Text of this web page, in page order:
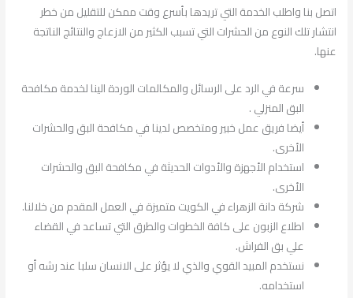
اتصل بنا واطلب الخدمة التي تريدها بأسرع وقت ممكن للتقليل من خطر
انتشار تلك النوع من الحشرات التي تسبب الكثير من الازعاج والنتائج الناتجة
عنها.
سرعة في الرد على الرسائل والمكالمات الوردة الينا لخدمة مكافحة
البق المنزلي .
أيضا فريق عمل خبير ومتخصص لدينا في مكافحة البق والحشرات
الأخرى.
استخدام الأجهزة والأدوات الحديثة في مكافحة البق والحشرات
الأخرى.
شركة دانة الزهراء في الكويت متميزة في العمل المقدم من خلالنا.
اطلاع الزبون على كافة الخطوات والطرق التي تساعد في القضاء
علي بق الفراش.
نستخدم المبيد القوي والذي لا يؤثر على الانسان سلبا عند رشه أو
استخدامه.